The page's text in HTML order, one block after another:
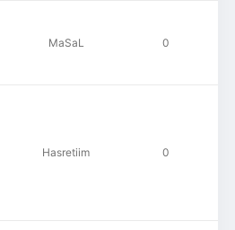
MaSaL 0
Hasretiim 0